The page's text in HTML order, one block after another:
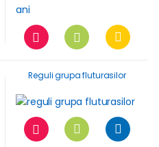
Reguli grupa fluturasilor